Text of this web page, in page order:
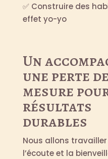
✅ Construire des
effet yo-yo
Un
une perte
mesure
résultats
durables
Nous allons
l’écoute et la